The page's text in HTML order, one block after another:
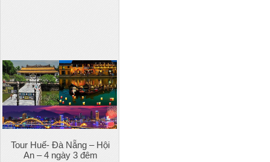
Tour Huế- Đà Nẵng – Hội
An – 4 ngày 3 đêm